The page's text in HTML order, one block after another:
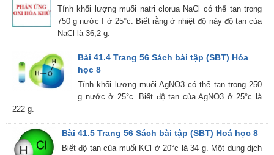
Tính khối lượng muối natri clorua NaCl có thể tan trong
750 g nước I ở 25°c. Biết rằng ở nhiệt độ này độ tan của
NaCl là 36,2 g.
Bài 41.4 Trang 56 Sách bài tập (SBT) Hóa
học 8
Tính khối lượng muối AgNO3 có thể tan trong 250
g nước ở 25°c. Biết độ tan của AgNO3 ở 25°c là
222 g.
Bài 41.5 Trang 56 Sách bài tập (SBT) Hoá học 8
Biết độ tan của muối KCl ở 20°c là 34 g. Một dung dịch